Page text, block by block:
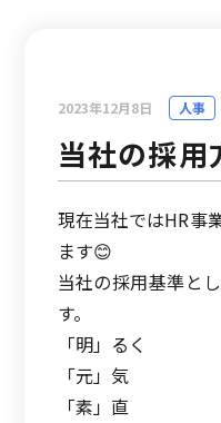
2023年12月8日 人事
当社の採用
現在当社ではHR事
ます😊
当社の採用基準と
す。
「明」るく
「元」気
「素」直